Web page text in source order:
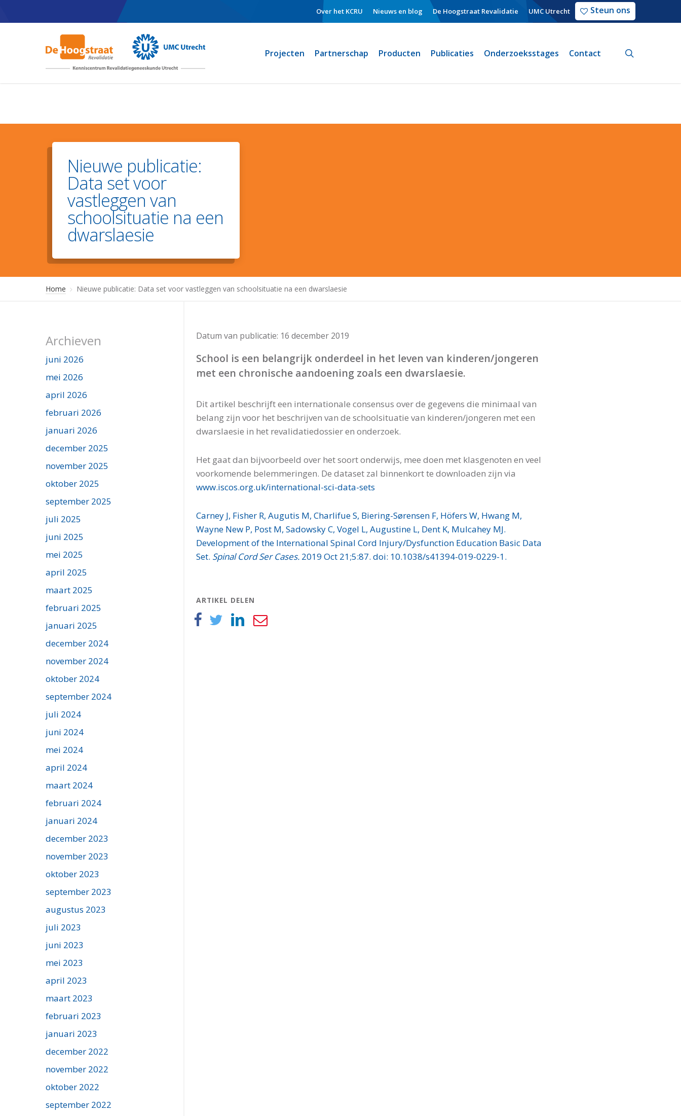
to
Over het KCRU Nieuws en blog De Hoogstraat Revalidatie UMC Utrecht Steun ons
Projecten Partnerschap Producten Publicaties Onderzoeksstages Contact
Nieuwe publicatie:
Data set voor
vastleggen van
schoolsituatie na een
dwarslaesie
Home Nieuwe publicatie: Data set voor vastleggen van schoolsituatie na een dwarslaesie
Archieven
juni 2026
mei 2026
april 2026
februari 2026
januari 2026
december 2025
november 2025
oktober 2025
september 2025
juli 2025
juni 2025
mei 2025
april 2025
maart 2025
februari 2025
januari 2025
december 2024
november 2024
oktober 2024
september 2024
juli 2024
juni 2024
mei 2024
april 2024
maart 2024
februari 2024
januari 2024
december 2023
november 2023
oktober 2023
september 2023
augustus 2023
juli 2023
juni 2023
mei 2023
april 2023
maart 2023
februari 2023
januari 2023
december 2022
november 2022
oktober 2022
september 2022
Datum van publicatie: 16 december 2019
School is een belangrijk onderdeel in het leven van kinderen/jongeren
met een chronische aandoening zoals een dwarslaesie.
Dit artikel beschrijft een internationale consensus over de gegevens die minimaal van
belang zijn voor het beschrijven van de schoolsituatie van kinderen/jongeren met een
dwarslaesie in het revalidatiedossier en onderzoek.
Het gaat dan bijvoorbeeld over het soort onderwijs, mee doen met klasgenoten en veel
voorkomende belemmeringen. De dataset zal binnenkort te downloaden zijn via
www.iscos.org.uk/international-sci-data-sets
Carney J, Fisher R, Augutis M, Charlifue S, Biering-Sørensen F, Höfers W, Hwang M,
Wayne New P, Post M, Sadowsky C, Vogel L, Augustine L, Dent K, Mulcahey MJ.
Development of the International Spinal Cord Injury/Dysfunction Education Basic Data
Set. Spinal Cord Ser Cases.2019 Oct 21;5:87. doi: 10.1038/s41394-019-0229-1.
ARTIKEL DELEN